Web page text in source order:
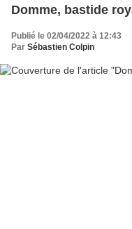
Domme, bastide
Publié le 02/04/2022 à 12:43
Par Sébastien Colpin